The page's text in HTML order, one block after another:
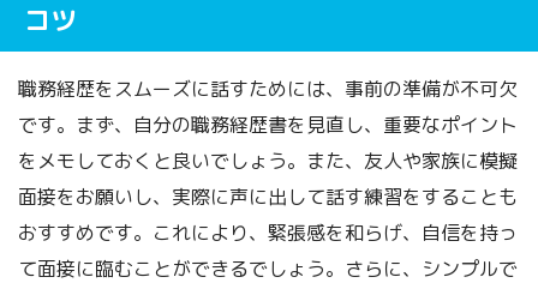
コツ
職務経歴をスムーズに話すためには、事前の準備が不可欠
です。まず、自分の職務経歴書を見直し、重要なポイント
をメモしておくと良いでしょう。また、友人や家族に模擬
面接をお願いし、実際に声に出して話す練習をすることも
おすすめです。これにより、緊張感を和らげ、自信を持っ
て面接に臨むことができるでしょう。さらに、シンプルで